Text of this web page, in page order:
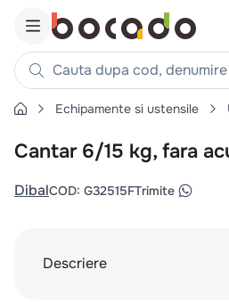
Cauta dupa cod, denumire
Căutări populare
1. cartofi
burger
Echipamente si ustensile
Cantar 6/15 kg, fara
DibalCOD: G32515FTrimite
Descriere